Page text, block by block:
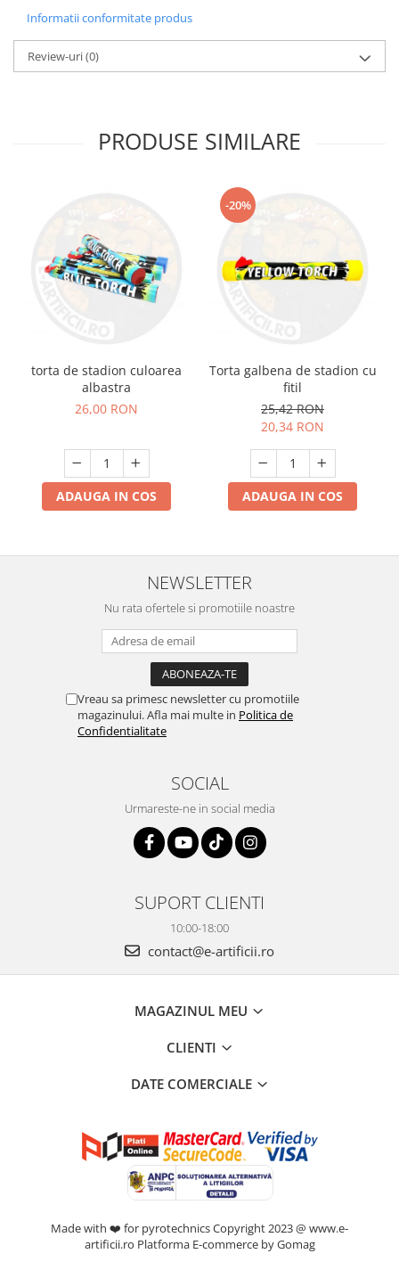
Informatii conformitate produs
Review-uri(0)
PRODUSE SIMILARE
torta de stadion culoarea
albastra
26,00 RON
ADAUGA IN COS
-20%
Torta galbena de stadion cu
fitil
25,42 RON
20,34 RON
ADAUGA IN COS
NEWSLETTER
Nu rata ofertele si promotiile noastre
Vreau sa primesc newsletter cu promotiile
magazinului. Afla mai multe in Politica de
Confidentialitate
SOCIAL
Urmareste-ne in social media
SUPORT CLIENTI
10:00-18:00
contact@e-artificii.ro
MAGAZINUL MEU
CLIENTI
DATE COMERCIALE
Made with ❤️ for pyrotechnics Copyright 2023 @ www.e-
artificii.ro Platforma E-commerce by Gomag